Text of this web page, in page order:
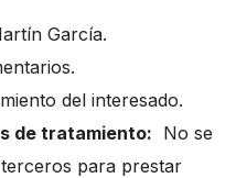
García.
del interesado.
de tratamiento: No se
para prestar